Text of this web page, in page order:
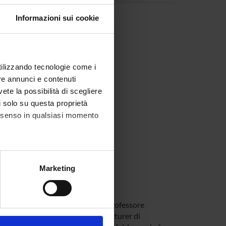
Informazioni sui cookie
tecnologie come i
annunci e contenuti
la possibilità di scegliere
su questa proprietà
in qualsiasi momento
metro,Marketing
15.00 alle 17.00.
6 agosto ore 9.30 - 11.30
25)
25)
da dicembre 2014, è stato professore
di Bologna, e in precedenza lecturer di